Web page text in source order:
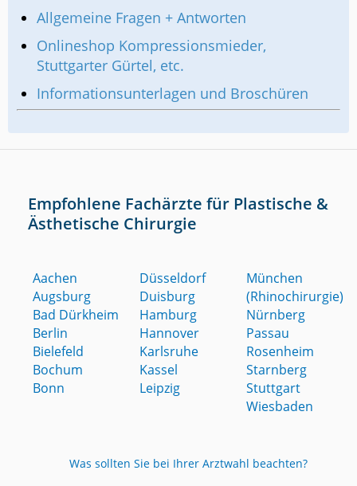
Allgemeine Fragen + Antworten
Onlineshop Kompressionsmieder,
Stuttgarter Gürtel, etc.
Informationsunterlagen und Broschüren
Empfohlene Fachärzte für Plastische &
Ästhetische Chirurgie
Aachen
Augsburg
Bad Dürkheim
Berlin
Bielefeld
Bochum
Bonn
Düsseldorf
Duisburg
Hamburg
Hannover
Karlsruhe
Kassel
Leipzig
München
(Rhinochirurgie)
Nürnberg
Passau
Rosenheim
Starnberg
Stuttgart
Wiesbaden
Was sollten Sie bei Ihrer Arztwahl beachten?